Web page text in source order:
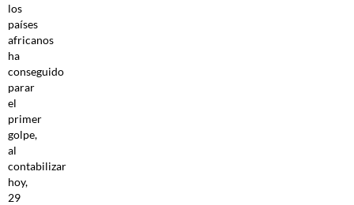
los
países
africanos
ha
conseguido
parar
el
primer
golpe,
al
contabilizar
hoy,
29